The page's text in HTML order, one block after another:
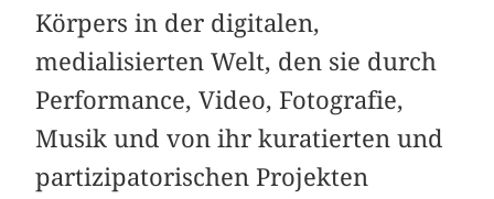
Körpers in der digitalen,
medialisierten Welt, den sie durch
Performance, Video, Fotografie,
Musik und von ihr kuratierten und
partizipatorischen Projekten